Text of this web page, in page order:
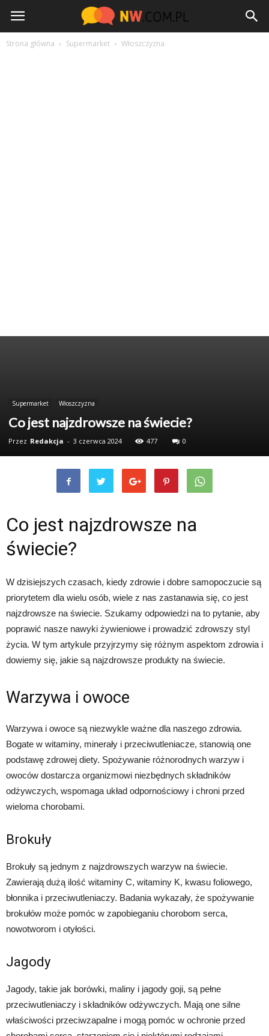
NW.com.pl
Strona główna Supermarket Włoszczyzna
Supermarket Włoszczyzna
Co jest najzdrowsze na świecie?
Przez Redakcja - 3 czerwca 2024 477 0
Co jest najzdrowsze na
świecie?
W dzisiejszych czasach, kiedy zdrowie i dobre samopoczucie są
priorytetem dla wielu osób, wiele z nas zastanawia się, co jest
najzdrowsze na świecie. Szukamy odpowiedzi na to pytanie, aby
poprawić nasze nawyki żywieniowe i prowadzić zdrowszy styl
życia. W tym artykule przyjrzymy się różnym aspektom zdrowia i
dowiemy się, jakie są najzdrowsze produkty na świecie.
Warzywa i owoce
Warzywa i owoce są niezwykle ważne dla naszego zdrowia.
Bogate w witaminy, minerały i przeciwutleniacze, stanowią one
podstawę zdrowej diety. Spożywanie różnorodnych warzyw i
owoców dostarcza organizmowi niezbędnych składników
odżywczych, wspomaga układ odpornościowy i chroni przed
wieloma chorobami.
Brokuły
Brokuły są jednym z najzdrowszych warzyw na świecie.
Zawierają dużą ilość witaminy C, witaminy K, kwasu foliowego,
błonnika i przeciwutleniaczy. Badania wykazały, że spożywanie
brokułów może pomóc w zapobieganiu chorobom serca,
nowotworom i otyłości.
Jagody
Jagody, takie jak borówki, maliny i jagody goji, są pełne
przeciwutleniaczy i składników odżywczych. Mają one silne
właściwości przeciwzapalne i mogą pomóc w ochronie przed